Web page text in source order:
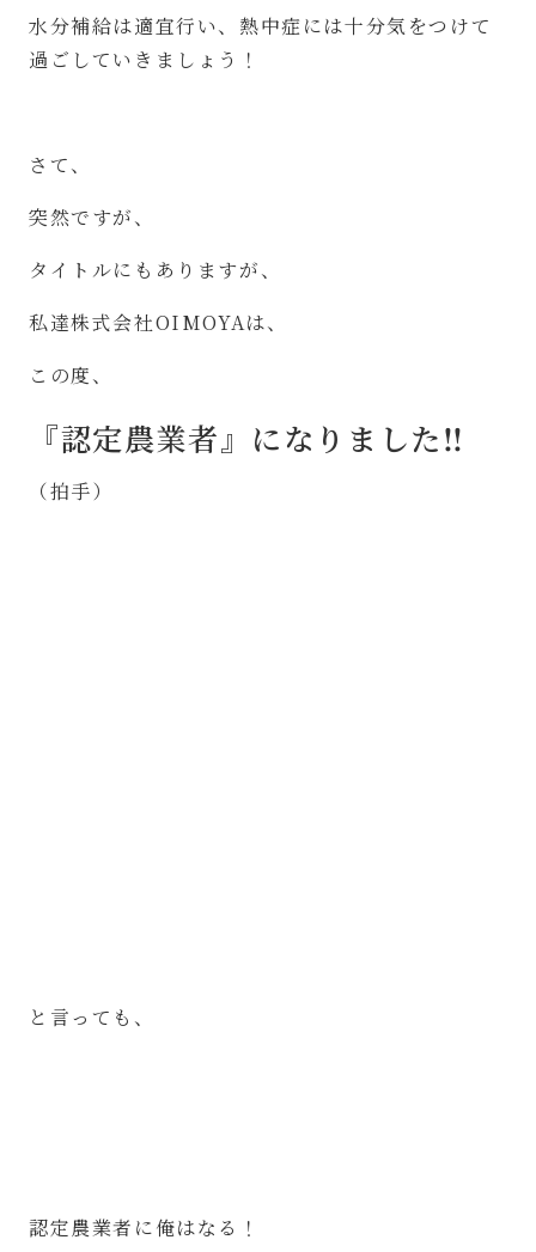
水分補給は適宜行い、熱中症には十分気をつけて
過ごしていきましょう！
さて、
突然ですが、
タイトルにもありますが、
私達株式会社OIMOYAは、
この度、
『認定農業者』になりました‼︎
（拍手）
と言っても、
認定農業者に俺はなる！